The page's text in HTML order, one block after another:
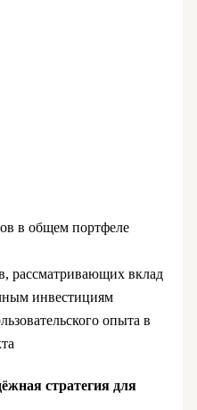
в общем портфеле
рассматривающих вклад
инвестициям
опыта в
стратегия для